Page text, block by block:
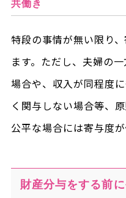
共働き
特段の事情が無い限り
ます。ただし、夫婦の
場合や、収入が同程度
く関与しない場合等、
公平な場合には寄与度
財産分与をする前